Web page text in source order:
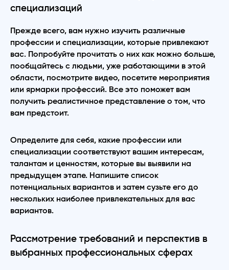
специализаций
Прежде всего, вам нужно изучить различные
профессии и специализации, которые привлекают
вас. Попробуйте прочитать о них как можно больше,
пообщайтесь с людьми, уже работающими в этой
области, посмотрите видео, посетите мероприятия
или ярмарки профессий. Все это поможет вам
получить реалистичное представление о том, что
вам предстоит.
Определите для себя, какие профессии или
специализации соответствуют вашим интересам,
талантам и ценностям, которые вы выявили на
предыдущем этапе. Напишите список
потенциальных вариантов и затем сузьте его до
нескольких наиболее привлекательных для вас
вариантов.
Рассмотрение требований и перспектив в
выбранных профессиональных сферах